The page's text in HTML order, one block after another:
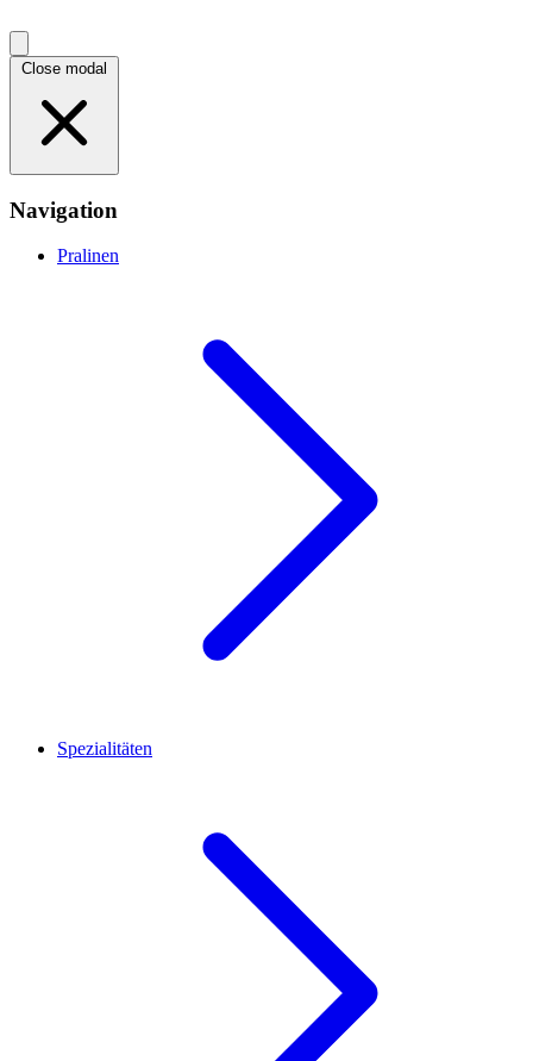
Close modal
Navigation
Pralinen
Spezialitäten